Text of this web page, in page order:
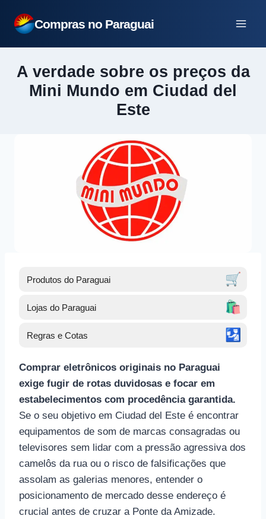
para
Compras no Paraguai
A verdade sobre os preços da
Mini Mundo em Ciudad del
Este
Produtos do Paraguai 🛒
Lojas do Paraguai 🛍️
Regras e Cotas 🛂
Comprar eletrônicos originais no Paraguai
exige fugir de rotas duvidosas e focar em
estabelecimentos com procedência garantida.
Se o seu objetivo em Ciudad del Este é encontrar
equipamentos de som de marcas consagradas ou
televisores sem lidar com a pressão agressiva dos
camelôs da rua ou o risco de falsificações que
assolam as galerias menores, entender o
posicionamento de mercado desse endereço é
crucial antes de cruzar a Ponte da Amizade.